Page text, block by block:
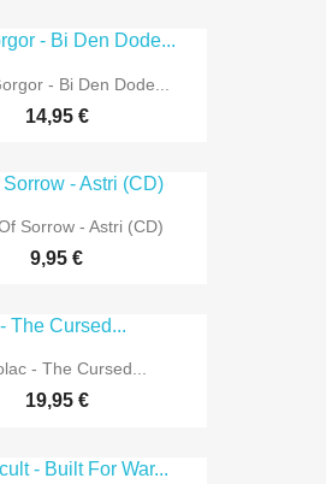
- Bi Den Dode...
14,95 €
Sorrow - Astri (CD)
9,95 €
- The Cursed...
19,95 €